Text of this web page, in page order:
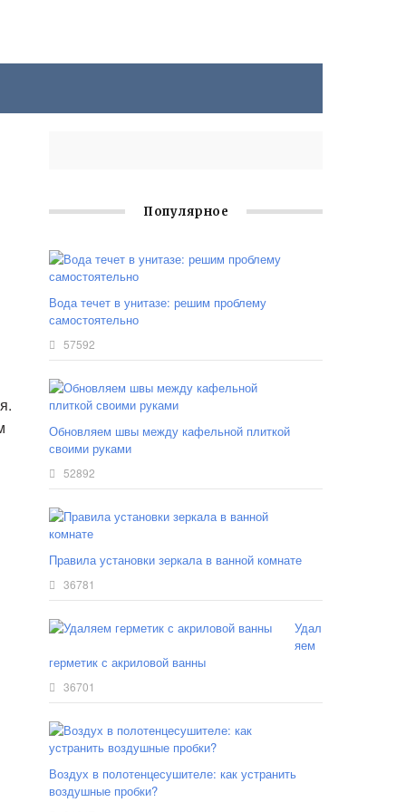
Популярное
Вода течет в унитазе: решим проблему
самостоятельно
57592
Обновляем швы между кафельной плиткой
своими руками
52892
Правила установки зеркала в ванной комнате
36781
Удал
яем
герметик с акриловой ванны
36701
Воздух в полотенцесушителе: как устранить
воздушные пробки?